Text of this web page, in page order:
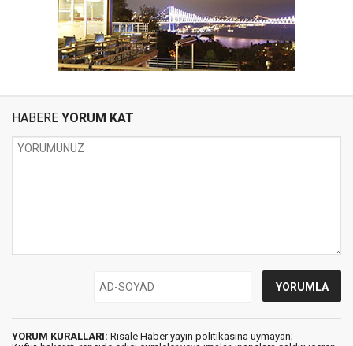
HABERE YORUM KAT
YORUM KURALLARI: Risale Haber yayın politikasına uymayan;